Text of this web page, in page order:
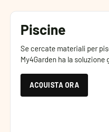
Piscine
Se cercate materiali per
My4Garden ha la soluzione
ACQUISTA ORA